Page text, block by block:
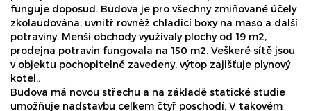
funguje doposud. Budova je pro všechny zmiňované účely
zkolaudována, uvnitř rovněž chladící boxy na maso a další
potraviny. Menší obchody využívaly plochy od 19 m2,
prodejna potravin fungovala na 150 m2. Veškeré sítě jsou
v objektu pochopitelně zavedeny, výtop zajišťuje plynový
kotel..
Budova má novou střechu a na základě statické studie
umožňuje nadstavbu celkem čtyř poschodí. V takovém